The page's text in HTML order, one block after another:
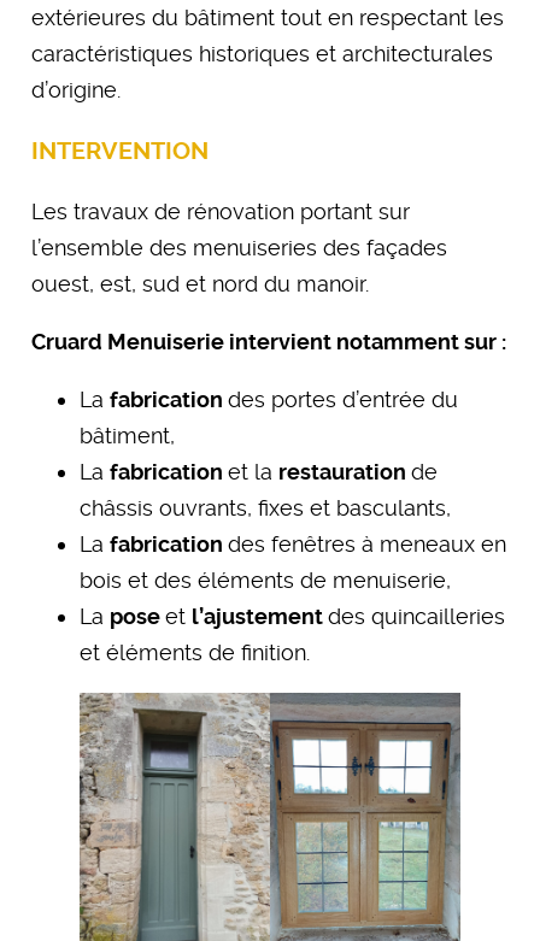
extérieures du bâtiment tout en respectant les
caractéristiques historiques et architecturales
d’origine.
INTERVENTION
Les travaux de rénovation portant sur
l’ensemble des menuiseries des façades
ouest, est, sud et nord du manoir.
Cruard Menuiserie intervient notamment sur :
Lafabricationdes portes d’entrée du
bâtiment,
Lafabricationet la restaurationde
châssis ouvrants, fixes et basculants,
Lafabricationdes fenêtres à meneaux en
bois et des éléments de menuiserie,
La poseet l’ajustementdes quincailleries
et éléments de finition.